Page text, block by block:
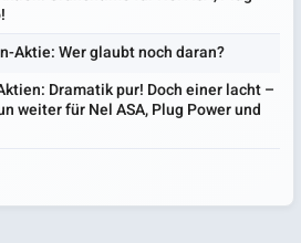
Aktie: Wer glaubt noch daran?
Dramatik pur! Doch einer lacht –
weiter für Nel ASA, Plug Power und